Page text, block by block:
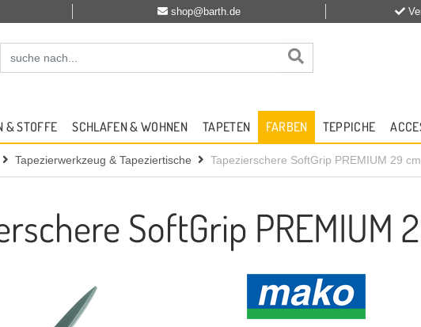
shop@barth.de
& STOFFE SCHLAFEN & WOHNEN TAPETEN FARBEN TEPPICHE
Tapezierwerkzeug & Tapeziertische Tapezierschere SoftGrip PREMIUM 29
SoftGrip PREMIUM